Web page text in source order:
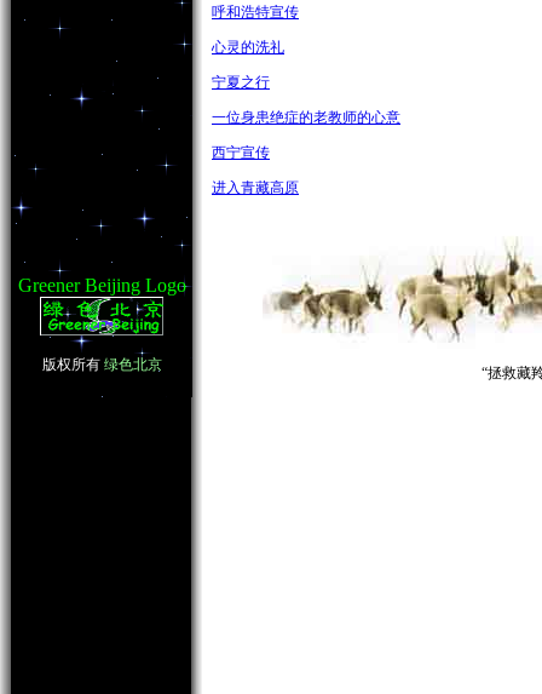
Greener Beijing Logo
版权所有 绿色北京
呼和浩特宣传
心灵的洗礼
宁夏之行
一位身患绝症的老教师的心意
西宁宣传
进入青藏高原
“拯救藏